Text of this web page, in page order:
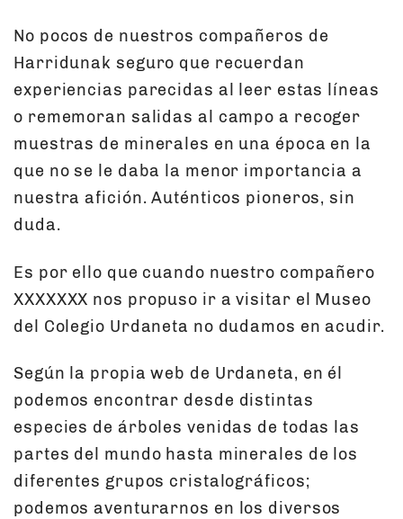
No pocos de nuestros compañeros de
Harridunak seguro que recuerdan
experiencias parecidas al leer estas líneas
o rememoran salidas al campo a recoger
muestras de minerales en una época en la
que no se le daba la menor importancia a
nuestra afición. Auténticos pioneros, sin
duda.
Es por ello que cuando nuestro compañero
XXXXXXX nos propuso ir a visitar el Museo
del Colegio Urdaneta no dudamos en acudir.
Según la propia web de Urdaneta, en él
podemos encontrar desde distintas
especies de árboles venidas de todas las
partes del mundo hasta minerales de los
diferentes grupos cristalográficos;
podemos aventurarnos en los diversos